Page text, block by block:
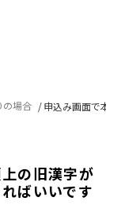
の場合 申込み画面で本人
の旧漢字が
ばいいです